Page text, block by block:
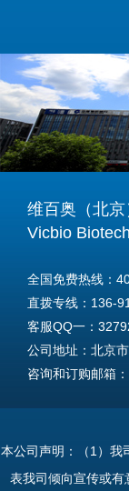
维百奥（北京
Vicbio
全国免费热线：
直拨专线：136-
客服QQ一：
公司地址：北京
咨询和订购邮箱
Tel: +86-
本公司声明：（1）我
表我司倾向宣传或